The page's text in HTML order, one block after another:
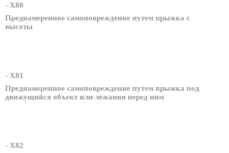
- X80
Преднамеренное самоповреждение путем прыжка с
высоты
- X81
Преднамеренное самоповреждение путем прыжка под
движущийся объект или лежания перед ним
- X82